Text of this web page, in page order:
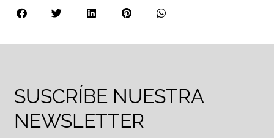
SUSCRÍBE NUESTRA
NEWSLETTER